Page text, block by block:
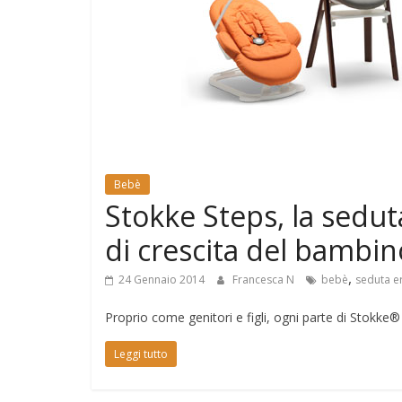
Bebè
Stokke Steps, la
di crescita del
24 Gennaio 2014 Francesca N bebè, seduta
Proprio come genitori e figli, ogni parte di
Leggi tutto